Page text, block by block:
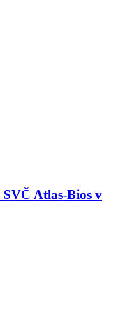
Atlas-Bios v